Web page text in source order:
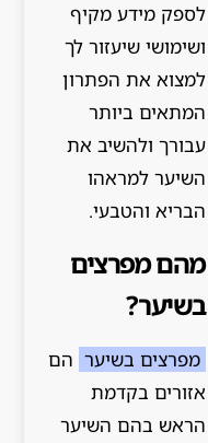
לספק מידע מקיף
ושימושי שיעזור לך
למצוא את הפתרון
המתאים ביותר
עבורך ולהשיב את
השיער למראהו
הבריא והטבעי.
מהם מפרצים
בשיער?
מפרצים בשיער הם
אזורים בקדמת
הראש בהם השיער